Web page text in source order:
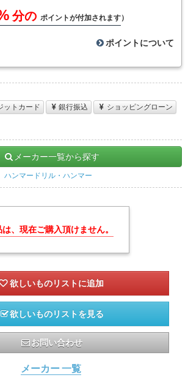
分の ポイントが付加されます）
ポイントについて
ットカード 銀行振込
ショッピングローン
メーカー一覧から探す
ハンマードリル・ハンマー
、現在ご購入頂けません。
欲しいものリストを見る
お問い合わせ
メーカー 一覧